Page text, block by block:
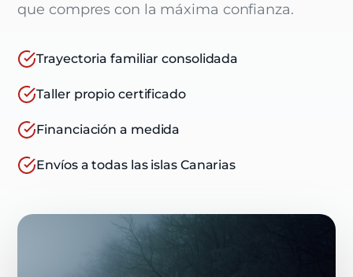
que compres con la máxima confianza.
Trayectoria familiar consolidada
Taller propio certificado
Financiación a medida
Envíos a todas las islas Canarias